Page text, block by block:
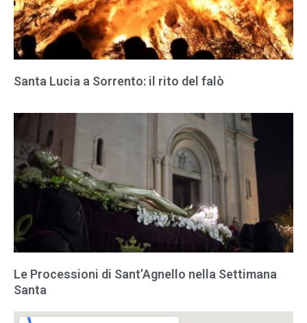
Santa Lucia a Sorrento: il rito del falò
Le Processioni di Sant’Agnello nella Settimana
Santa